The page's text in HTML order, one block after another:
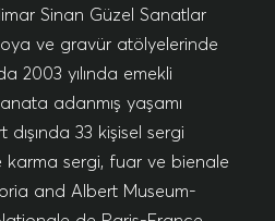
Sinan Güzel Sanatlar
ve gravür atölyelerinde
2003 yılında emekli
adanmış yaşamı
33 kişisel sergi
karma sergi, fuar ve bienale
and Albert Museum-